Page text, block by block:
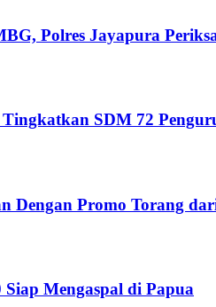
Polres Jayapura
SDM 72
Dengan Promo Torang
Mengaspal di Papua